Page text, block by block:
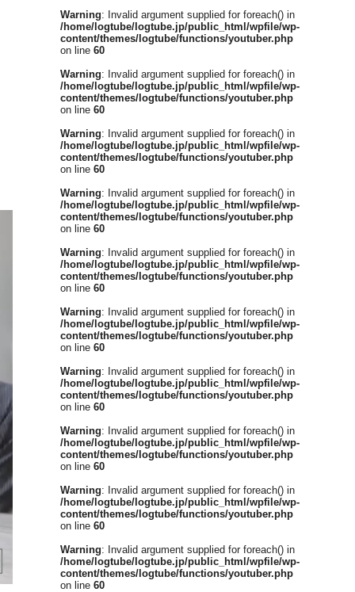
Warning: Invalid argument supplied for foreach() in
/home/logtube/logtube.jp/public_html/wpfile/wp-
content/themes/logtube/functions/youtuber.php
on line 60
Warning: Invalid argument supplied for foreach() in
/home/logtube/logtube.jp/public_html/wpfile/wp-
content/themes/logtube/functions/youtuber.php
on line 60
Warning: Invalid argument supplied for foreach() in
/home/logtube/logtube.jp/public_html/wpfile/wp-
content/themes/logtube/functions/youtuber.php
on line 60
Warning: Invalid argument supplied for foreach() in
/home/logtube/logtube.jp/public_html/wpfile/wp-
content/themes/logtube/functions/youtuber.php
on line 60
Warning: Invalid argument supplied for foreach() in
/home/logtube/logtube.jp/public_html/wpfile/wp-
content/themes/logtube/functions/youtuber.php
on line 60
Warning: Invalid argument supplied for foreach() in
/home/logtube/logtube.jp/public_html/wpfile/wp-
content/themes/logtube/functions/youtuber.php
on line 60
Warning: Invalid argument supplied for foreach() in
/home/logtube/logtube.jp/public_html/wpfile/wp-
content/themes/logtube/functions/youtuber.php
on line 60
Warning: Invalid argument supplied for foreach() in
/home/logtube/logtube.jp/public_html/wpfile/wp-
content/themes/logtube/functions/youtuber.php
on line 60
Warning: Invalid argument supplied for foreach() in
/home/logtube/logtube.jp/public_html/wpfile/wp-
content/themes/logtube/functions/youtuber.php
on line 60
Warning: Invalid argument supplied for foreach() in
/home/logtube/logtube.jp/public_html/wpfile/wp-
content/themes/logtube/functions/youtuber.php
on line 60